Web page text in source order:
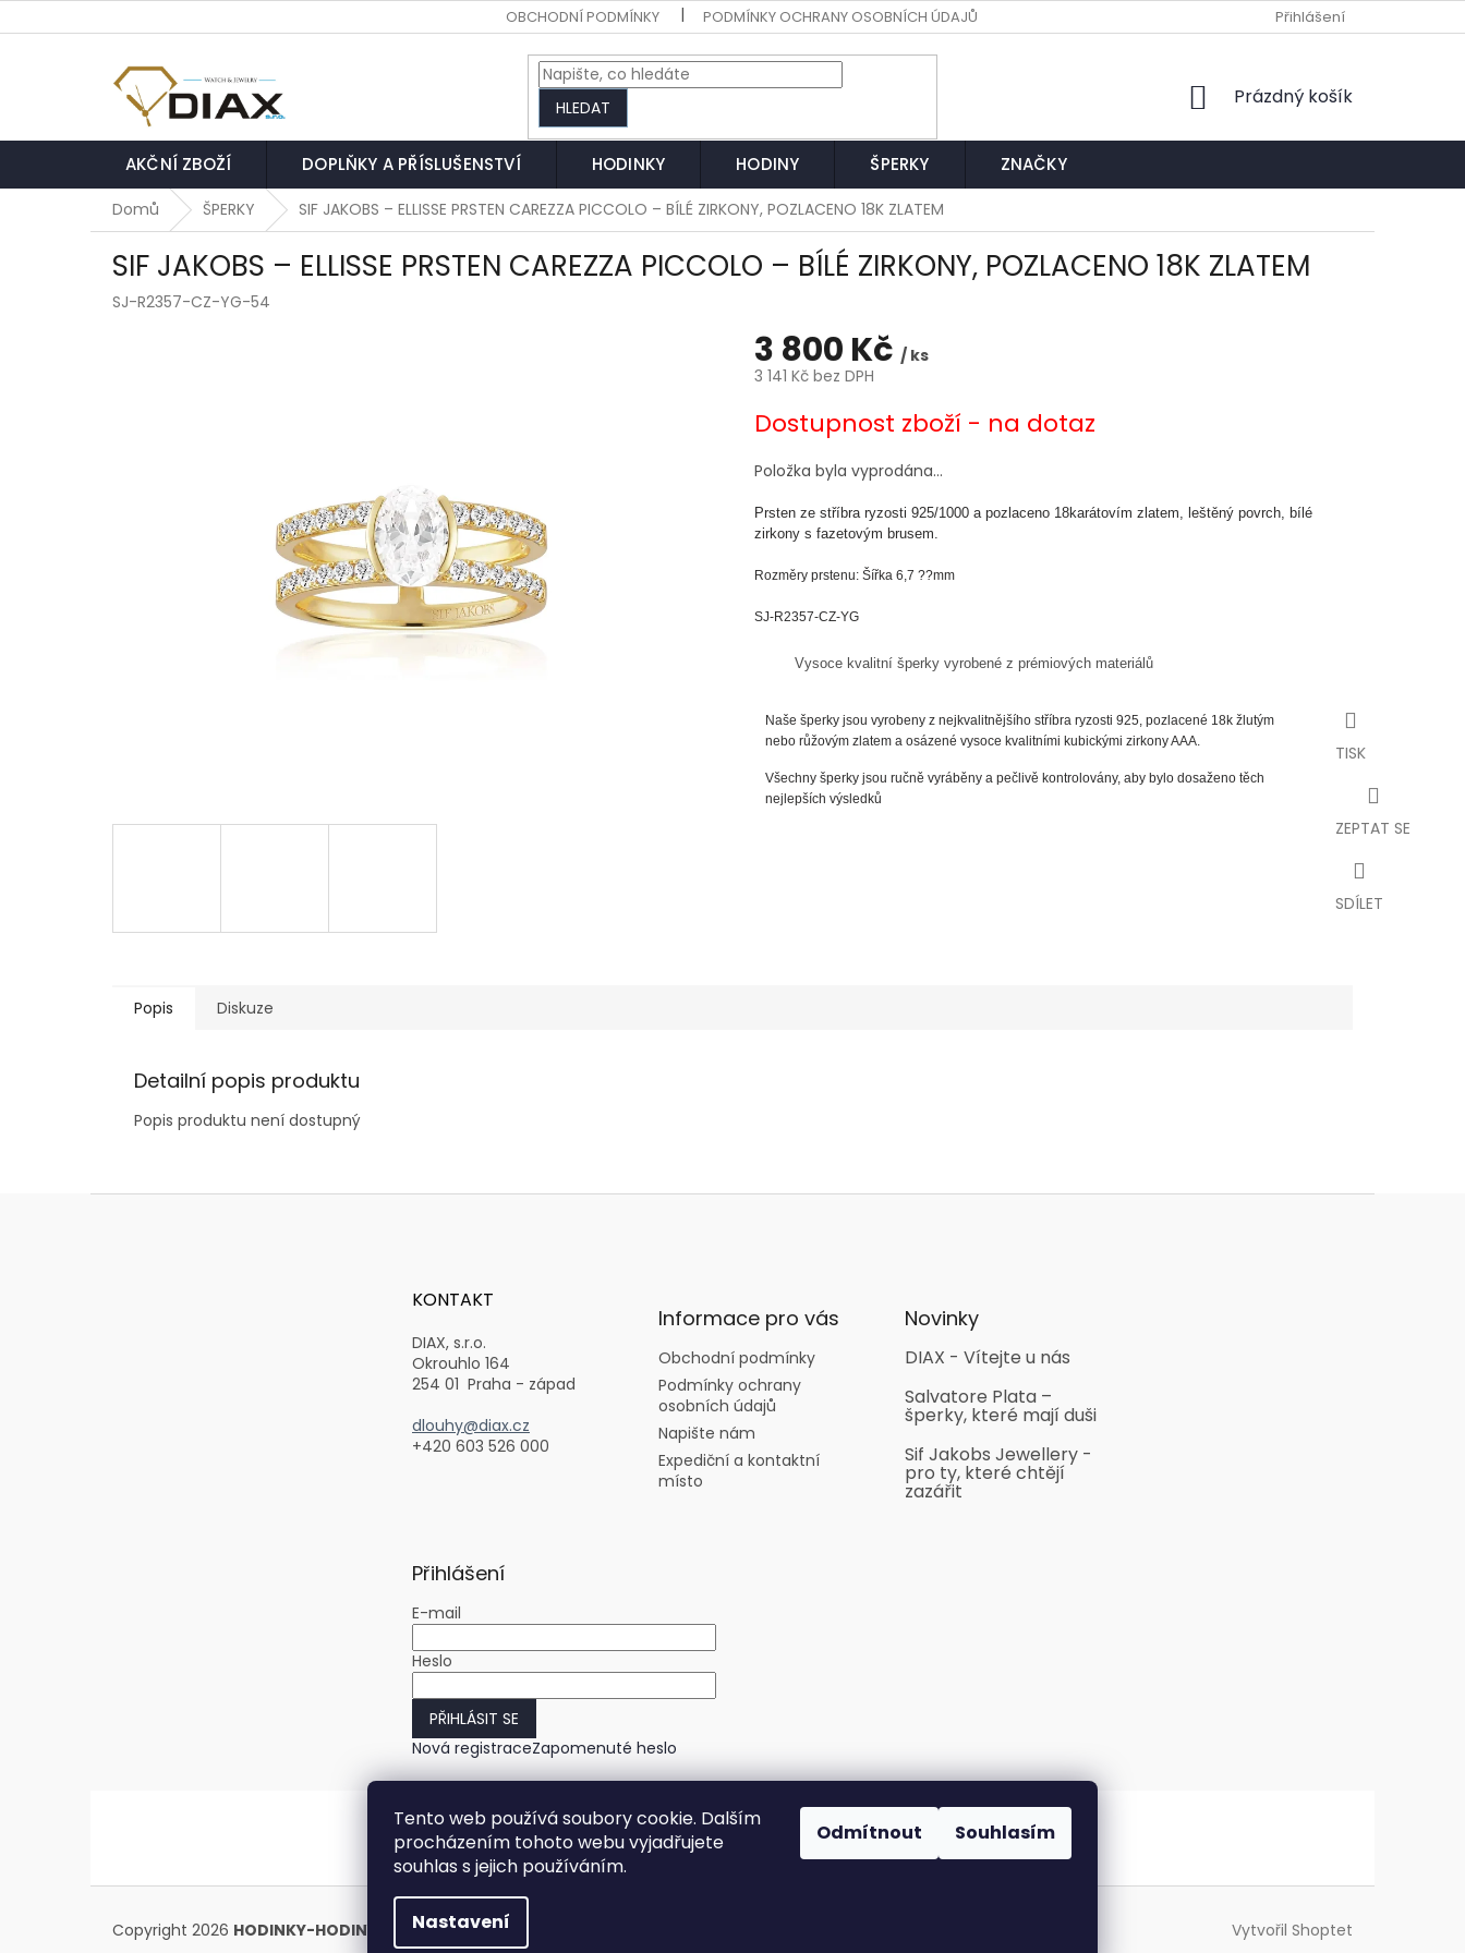
Tento web používá soubory cookie. Dalším
procházením tohoto webu vyjadřujete
souhlas s jejich používáním.
Nastavení
Odmítnout Souhlasím
na
OBCHODNÍ PODMÍNKY PODMÍNKY OCHRANY OSOBNÍCH ÚDAJŮ EXPEDIČNÍ A KONTAKTNÍ MÍSTO
Přihlášení
HLEDAT
NÁKUPNÍ
Prázdný košík
AKČNÍ ZBOŽÍ DOPLŇKY A PŘÍSLUŠENSTVÍ HODINKY HODINY ŠPERKY ZNAČKY
Domů ŠPERKY SIF JAKOBS – ELLISSE PRSTEN CAREZZA PICCOLO – BÍLÉ ZIRKONY, POZLACENO 18K ZLATEM
SIF JAKOBS – ELLISSE PRSTEN CAREZZA PICCOLO – BÍLÉ ZIRKONY, POZLACENO 18K ZLATEM
SJ-R2357-CZ-YG-54
3 800 Kč / ks
3 141 Kč bez DPH
cena:
Dostupnost zboží - na dotaz
Položka byla vyprodána…
Prsten ze stříbra ryzosti 925/1000 a pozlaceno 18karátovím zlatem, leštěný povrch, bílé
zirkony s fazetovým brusem.
Rozměry prstenu: Šířka 6,7 ??mm
SJ-R2357-CZ-YG
Vysoce kvalitní šperky vyrobené z prémiových materiálů
Naše šperky jsou vyrobeny z nejkvalitnějšího stříbra ryzosti 925, pozlacené 18k žlutým
nebo růžovým zlatem a osázené vysoce kvalitními kubickými zirkony AAA.
Všechny šperky jsou ručně vyráběny a pečlivě kontrolovány, aby bylo dosaženo těch
nejlepších výsledků
TISK
ZEPTAT SE
SDÍLET
Popis Diskuze
Detailní popis produktu
Popis produktu není dostupný
KONTAKT
DIAX, s.r.o.
Okrouhlo 164
254 01 Praha - západ
dlouhy@diax.cz
+420 603 526 000
Informace pro vás
Obchodní podmínky
Podmínky ochrany
osobních údajů
Napište nám
Expediční a kontaktní
místo
Novinky
DIAX - Vítejte u nás
Salvatore Plata –
šperky, které mají duši
Sif Jakobs Jewellery -
pro ty, které chtějí
zazářit
Přihlášení
E-mail
Heslo
PŘIHLÁSIT SE
Nová registraceZapomenuté heslo
Vytvořil Shoptet
Copyright 2026 HODINKY-HODINY.cz . Všechna práva vyhrazena.